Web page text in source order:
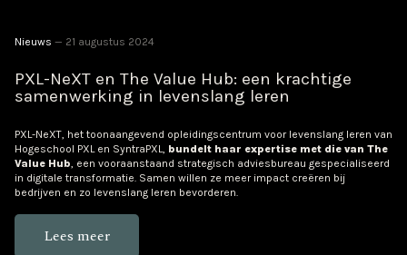
Nieuws 21 augustus 2024
PXL-NeXT en The Value Hub: een krachtige
samenwerking in levenslang leren
PXL-NeXT, het toonaangevend opleidingscentrum voor levenslang leren van
Hogeschool PXL en SyntraPXL, bundelt haar expertise met die van The
Value Hub, een vooraanstaand strategisch adviesbureau gespecialiseerd
in digitale transformatie. Samen willen ze meer impact creëren bij
bedrijven en zo levenslang leren bevorderen.
Lees meer